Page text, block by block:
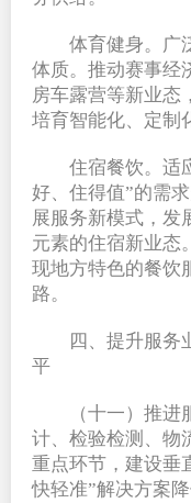
体育健身。广
体质。推动赛事经
房车露营等新业态
培育智能化、定制
住宿餐饮。适
好、住得值”的需
展服务新模式，发
元素的住宿新业态
现地方特色的餐饮
路。
四、提升服务
平
（十一）推
计、检验检测、物
重点环节，建设垂
快轻准”解决方案